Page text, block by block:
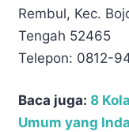
Rembul, Kec.
Tengah 52465
Telepon: 0812-
Baca juga: 8
Umum yang